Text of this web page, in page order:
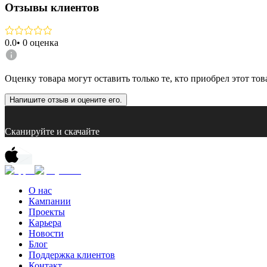
Отзывы клиентов
0.0• 0 оценка
Оценку товара могут оставить только те, кто приобрел этот
Напишите отзыв и оцените его.
Сканируйте и скачайте
О нас
Кампании
Проекты
Карьера
Новости
Блог
Поддержка клиентов